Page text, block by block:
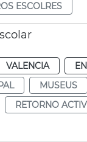
ESCOLRES
VALENCIA
MUSEUS
RETORNO